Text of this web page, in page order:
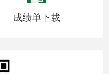
成绩单下载